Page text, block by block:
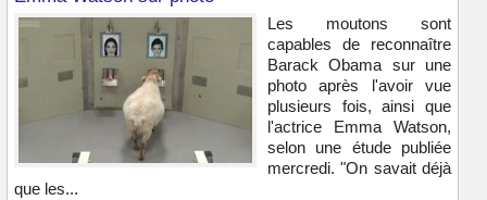
Les moutons sont
capables de reconnaître
Barack Obama sur une
photo après l'avoir vue
plusieurs fois, ainsi que
l'actrice Emma Watson,
selon une étude publiée
mercredi. "On savait déjà
que les...